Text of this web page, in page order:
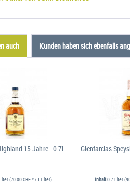
auch Kunden haben sich ebenfalls
15 Jahre - 0.7L
(70.00 CHF * / 1 Liter)
Glenfarclas
Inhalt0.7 Liter